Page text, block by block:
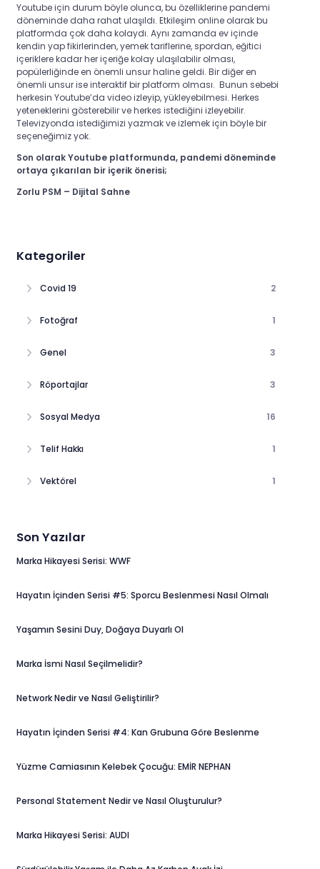
Youtube için durum böyle olunca, bu özelliklerine pandemi
döneminde daha rahat ulaşıldı. Etkileşim online olarak bu
platformda çok daha kolaydı. Aynı zamanda ev içinde
kendin yap fikirlerinden, yemek tariflerine, spordan, eğitici
içeriklere kadar her içeriğe kolay ulaşılabilir olması,
popülerliğinde en önemli unsur haline geldi. Bir diğer en
önemli unsur ise interaktif bir platform olması. Bunun sebebi
herkesin Youtube’da video izleyip, yükleyebilmesi. Herkes
yeteneklerini gösterebilir ve herkes istediğini izleyebilir.
Televizyonda istediğimizi yazmak ve izlemek için böyle bir
seçeneğimiz yok.
Son olarak Youtube platformunda, pandemi döneminde
ortaya çıkarılan bir içerik önerisi;
Zorlu PSM – Dijital Sahne
Kategoriler
Covid 19 2
Fotoğraf 1
Genel 3
Röportajlar 3
Sosyal Medya 16
Telif Hakkı 1
Vektörel 1
Son Yazılar
Marka Hikayesi Serisi: WWF
Hayatın İçinden Serisi #5: Sporcu Beslenmesi Nasıl Olmalı
Yaşamın Sesini Duy, Doğaya Duyarlı Ol
Marka İsmi Nasıl Seçilmelidir?
Network Nedir ve Nasıl Geliştirilir?
Hayatın İçinden Serisi #4: Kan Grubuna Göre Beslenme
Yüzme Camiasının Kelebek Çocuğu: EMİR NEPHAN
Personal Statement Nedir ve Nasıl Oluşturulur?
Marka Hikayesi Serisi: AUDI